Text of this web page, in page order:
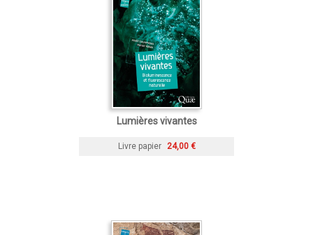
Lumières vivantes
Livre papier 24,00 €